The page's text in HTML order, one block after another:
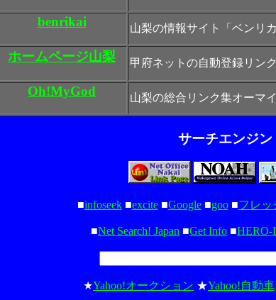
benrikai 山梨の情報サイト「ベンリカ
ホームページ山梨 甲府ネットの自動登録リン
Oh!MyGod 山梨の総合リンク集オーマ
サーチエンジン
■infoseek■excite■Google■goo■フレッ
■Net Search! Japan ■Get Info ■
★Yahoo!オークション ★Yahoo!自動車